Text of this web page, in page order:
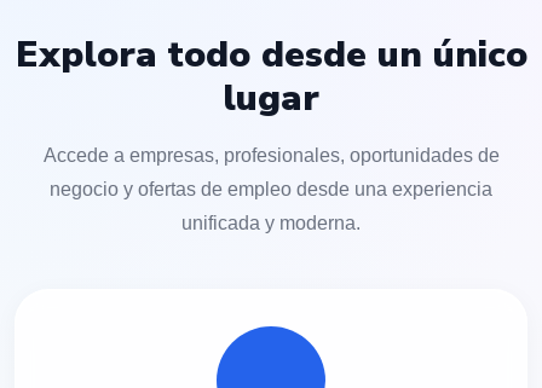
Explora todo desde un único
lugar
Accede a empresas, profesionales, oportunidades de
negocio y ofertas de empleo desde una experiencia
unificada y moderna.